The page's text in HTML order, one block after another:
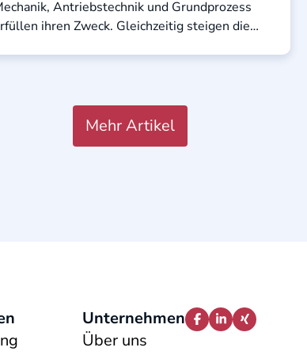
Antriebstechnik und Grundprozess
ihren Zweck. Gleichzeitig steigen die
Mehr Artikel
Unternehmen
Über uns
Facebook
LinkedIn
Xing